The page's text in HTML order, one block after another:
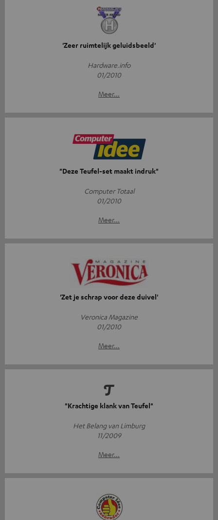
'Zeer ruimtelijk geluidsbeeld'
Hardware.info
01/2010
Meer...
"Deze Teufel-set maakt indruk"
Computer Totaal
01/2010
Meer...
'Zet je schrap voor deze duivel'
Veronica Magazine
01/2010
Meer...
"Krachtige klank van Teufel"
Het Belang van Limburg
11/2009
Meer...